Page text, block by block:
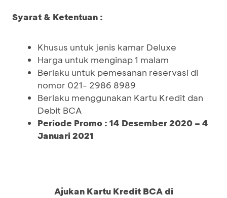
Syarat & Ketentuan :
Khusus untuk jenis kamar Deluxe
Harga untuk menginap 1 malam
Berlaku untuk pemesanan reservasi di
nomor 021- 2986 8989
Berlaku menggunakan Kartu Kredit dan
Debit BCA
Periode Promo : 14 Desember 2020 – 4
Januari 2021
Ajukan Kartu Kredit BCA di